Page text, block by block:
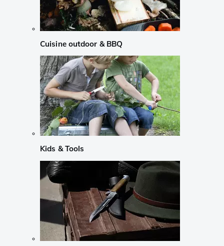
Cuisine outdoor & BBQ
Kids & Tools